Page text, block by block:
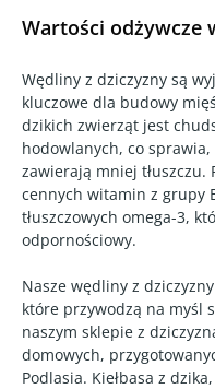
Wartości odżywcze
Wędliny z dziczyzny są
kluczowe dla budowy
dzikich zwierząt jest
hodowlanych, co
zawierają mniej tłuszczu.
cennych witamin z grupy
tłuszczowych omega-3,
odpornościowy.
Nasze wędliny z
które przywodzą na myśl
naszym sklepie z
domowych,
Podlasia. Kiełbasa z